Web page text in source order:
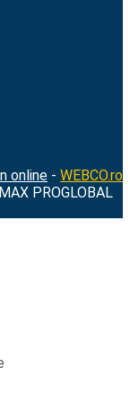
online - WEBCO.ro
PROGLOBAL